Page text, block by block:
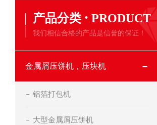
产品分类 · PRODUCT
我们相信合格的产品是信誉的保证！
金属屑压饼机，压块机
铝箔打包机
大型金属屑压饼机